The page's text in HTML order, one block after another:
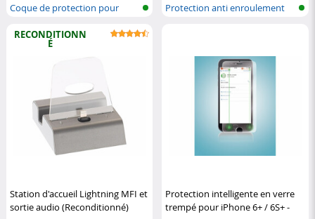
Coque de protection pour
Protection anti enroulement
RECONDITIONN
É
Station d'accueil Lightning MFI et
sortie audio (Reconditionné)
Protection intelligente en verre
trempé pour iPhone 6+ / 6S+ -